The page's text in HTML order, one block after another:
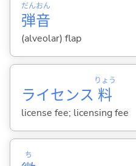
弾
だん
音
おん
(alveolar) flap
ライセンス 料
りょう
license fee; licensing fee
ち